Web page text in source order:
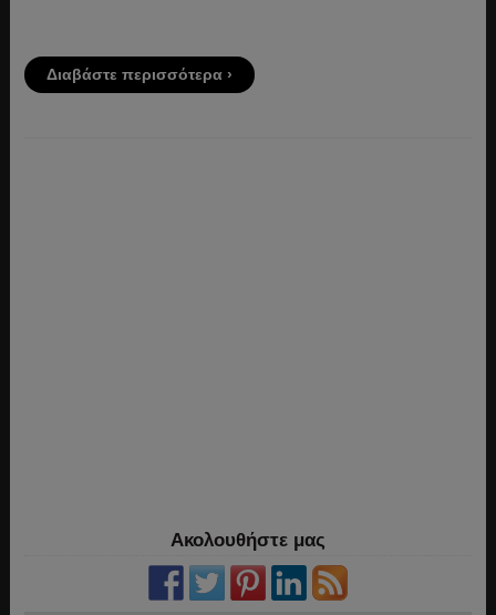
Διαβάστε περισσότερα ›
Ακολουθήστε μας